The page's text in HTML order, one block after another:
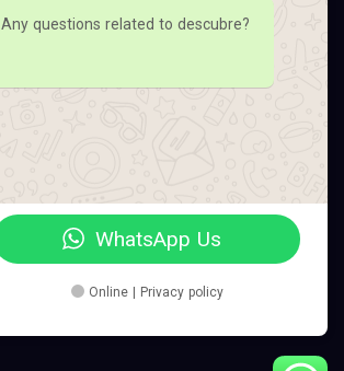
Twitter
Any questions related to descubre?
WhatsApp Us
Online | Privacy policy